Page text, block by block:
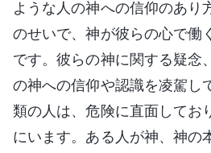
ような人の神への信仰のあり
のせいで、神が彼らの心で働
です。彼らの神に関する疑念
の神への信仰や認識を凌駕し
類の人は、危険に直面してお
にいます。ある人が神、神の